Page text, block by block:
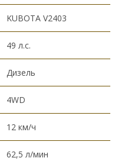
KUBOTA V2403
49 л.с.
Дизель
4WD
12 км/ч
62,5 л/мин